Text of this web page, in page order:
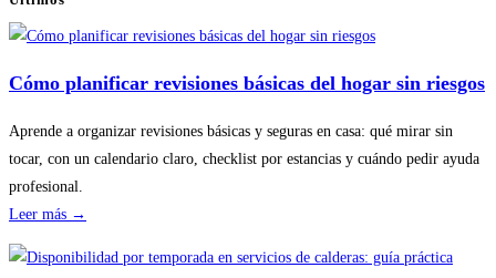
Cómo planificar revisiones básicas del hogar sin riesgos
Aprende a organizar revisiones básicas y seguras en casa: qué mirar sin
tocar, con un calendario claro, checklist por estancias y cuándo pedir ayuda
profesional.
Leer más →
planificar